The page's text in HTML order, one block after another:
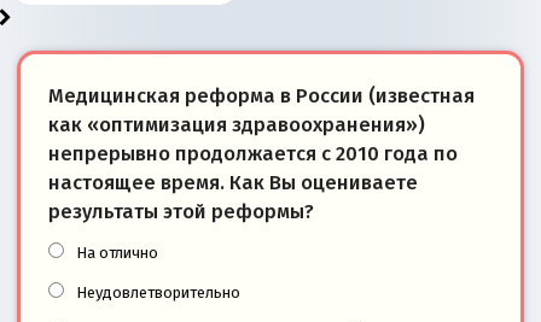
Медицинская реформа в России (известная
как «оптимизация здравоохранения»)
непрерывно продолжается с 2010 года по
настоящее время. Как Вы оцениваете
результаты этой реформы?
На отлично
Неудовлетворительно